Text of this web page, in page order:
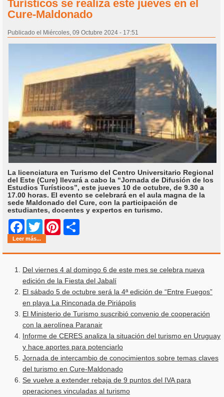
Turísticos se realiza este jueves en el
Cure-Maldonado
Publicado el Miércoles, 09 Octubre 2024 - 17:51
La licenciatura en Turismo del Centro Universitario Regional
del Este (Cure) llevará a cabo la “Jornada de Difusión de los
Estudios Turísticos”, este jueves 10 de octubre, de 9.30 a
17.00 horas. El evento se celebrará en el aula magna de la
sede Maldonado del Cure, con la participación de
estudiantes, docentes y expertos en turismo.
Facebook
Twitter Pinterest
Leer más...
Del viernes 4 al domingo 6 de este mes se celebra nueva
edición de la Fiesta del Jabalí
El sábado 5 de octubre será la 4ª edición de “Entre Fuegos”
en playa La Rinconada de Piriápolis
El Ministerio de Turismo suscribió convenio de cooperación
con la aerolínea Paranair
Informe de CERES analiza la situación del turismo en Uruguay
y hace aportes para potenciarlo
Jornada de intercambio de conocimientos sobre temas claves
del turismo en Cure-Maldonado
Se vuelve a extender rebaja de 9 puntos del IVA para
operaciones vinculadas al turismo